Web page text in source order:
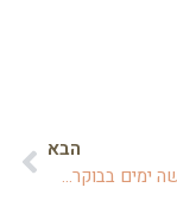
הבא
מדריך לשלושה ימים בבוקרשט